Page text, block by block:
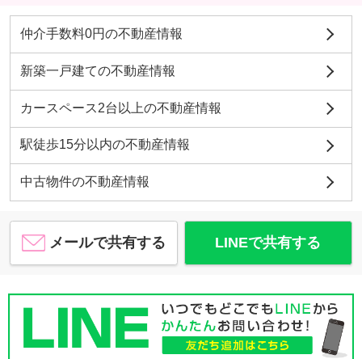
仲介手数料0円の不動産情報
新築一戸建ての不動産情報
カースペース2台以上の不動産情報
駅徒歩15分以内の不動産情報
中古物件の不動産情報
メールで共有する LINEで共有する